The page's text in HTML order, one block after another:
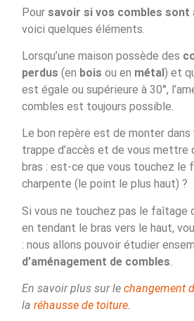
Pour savoir si vos combles sont
voici quelques éléments.
Lorsqu’une maison possède des
perdus (en bois ou en métal) et
est égale ou supérieure à 30°,
combles est toujours possible.
Le bon repère est de monter
trappe d’accès et de vous mettre
bras : est-ce que vous touchez le
charpente (le point le plus haut) ?
Si vous ne touchez pas le faîtage
en tendant le bras vers le haut,
: nous allons pouvoir étudier
d’aménagement de combles.
En savoir plus sur le changement
la réhausse de toiture.